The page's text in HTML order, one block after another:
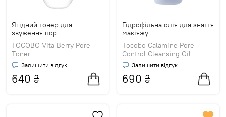
Ягідний тонер для
звуження пор
TOCOBO Vita Berry Pore
Toner
Залишити відгук
640 ₴
Гідрофільна олія для зняття
макіяжу
Tocobo Calamine Pore
Control Cleansing Oil
Залишити відгук
690 ₴